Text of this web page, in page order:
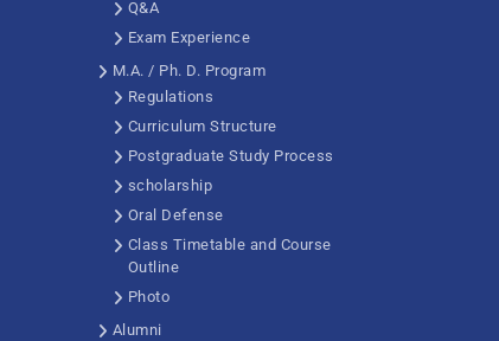
Q&A
Exam Experience
M.A. / Ph. D. Program
Regulations
Curriculum Structure
Postgraduate Study Process
scholarship
Oral Defense
Class Timetable and Course
Outline
Photo
Alumni